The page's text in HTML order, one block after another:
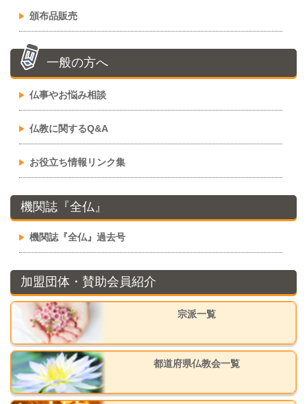
頒布品販売
一般の方へ
仏事やお悩み相談
仏教に関するQ&A
お役立ち情報リンク集
機関誌『全仏』
機関誌『全仏』過去号
加盟団体・賛助会員紹介
宗派一覧
都道府県仏教会一覧